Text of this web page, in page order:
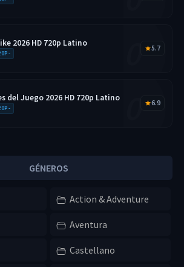
2026 HD 720p Latino
-
5.7
del Juego 2026 HD 720p Latino
-
6.9
GÉNEROS
Action & Adventure
Aventura
Castellano